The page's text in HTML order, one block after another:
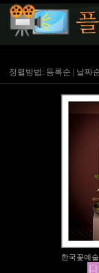
정렬방법: 등록순 날짜
한국꽃예